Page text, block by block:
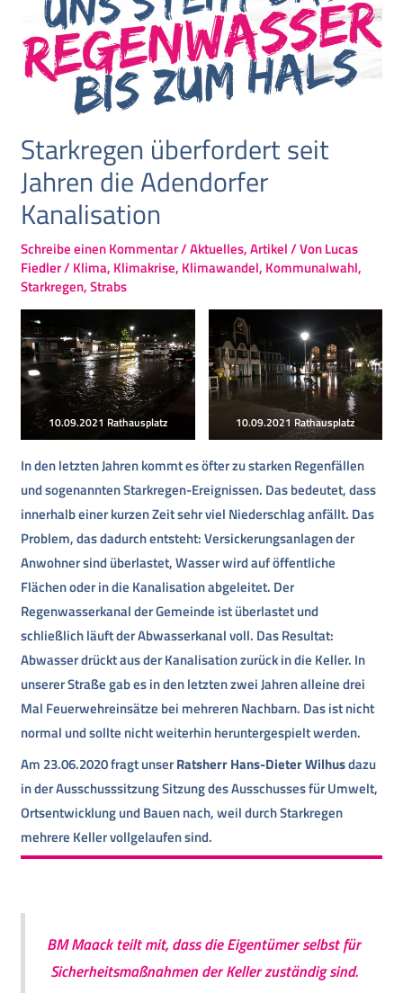
Starkregen überfordert seit
Jahren die Adendorfer
Kanalisation
Schreibe einen Kommentar/Aktuelles,Artikel/ VonLucas
Fiedler/ Klima, Klimakrise, Klimawandel, Kommunalwahl,
Starkregen,Strabs
10.09.2021 Rathausplatz 10.09.2021 Rathausplatz
In den letzten Jahren kommt es öfter zu starken Regenfällen
und sogenannten Starkregen-Ereignissen. Das bedeutet, dass
innerhalb einer kurzen Zeit sehr viel Niederschlag anfällt. Das
Problem, das dadurch entsteht: Versickerungsanlagen der
Anwohner sind überlastet, Wasser wird auf öffentliche
Flächen oder in die Kanalisation abgeleitet. Der
Regenwasserkanal der Gemeinde ist überlastet und
schließlich läuft der Abwasserkanal voll. Das Resultat:
Abwasser drückt aus der Kanalisation zurück in die Keller. In
unserer Straße gab es in den letzten zwei Jahren alleine drei
Mal Feuerwehreinsätze bei mehreren Nachbarn. Das ist nicht
normal und sollte nicht weiterhin heruntergespielt werden.
Am 23.06.2020 fragt unserRatsherr Hans-Dieter Wilhusdazu
in der Ausschusssitzung Sitzung des Ausschusses für Umwelt,
Ortsentwicklung und Bauen nach, weil durch Starkregen
mehrere Keller vollgelaufen sind.
BM Maack teilt mit, dass die Eigentümer selbst für
Sicherheitsmaßnahmen der Keller zuständig sind.